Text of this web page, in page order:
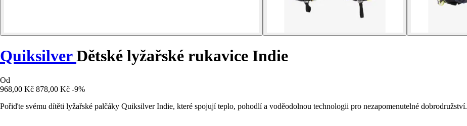
QuiksilverDětské lyžařské rukavice Indie
Od
968,00 Kč 878,00 Kč -9%
Pořiďte svému dítěti lyžařské palčáky Quiksilver Indie, které spojují teplo, pohodlí a voděodolnou technologii pro nezapomenutelné dobrodružství.